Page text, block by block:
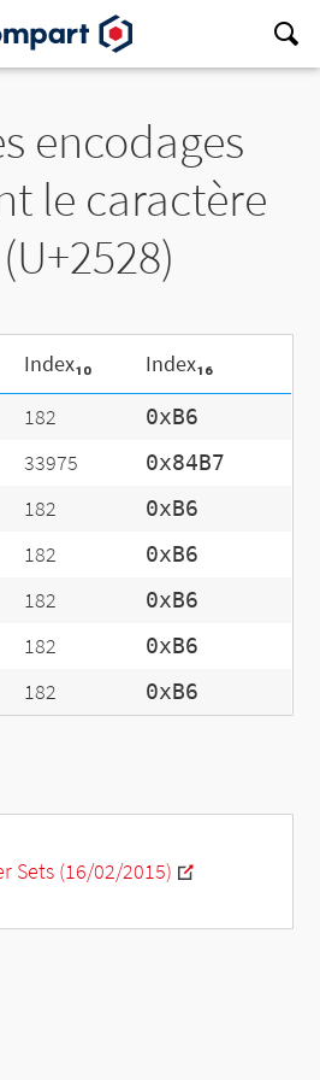
encodages
le caractère
Index₁₀
Index₁₆
182 0xB6
33975 0x84B7
182 0xB6
182 0xB6
182 0xB6
182 0xB6
182 0xB6
Sets (16/02/2015)